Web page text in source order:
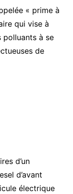
« prime à
qui vise à
polluants à se
de
d’un
d’avant
électrique